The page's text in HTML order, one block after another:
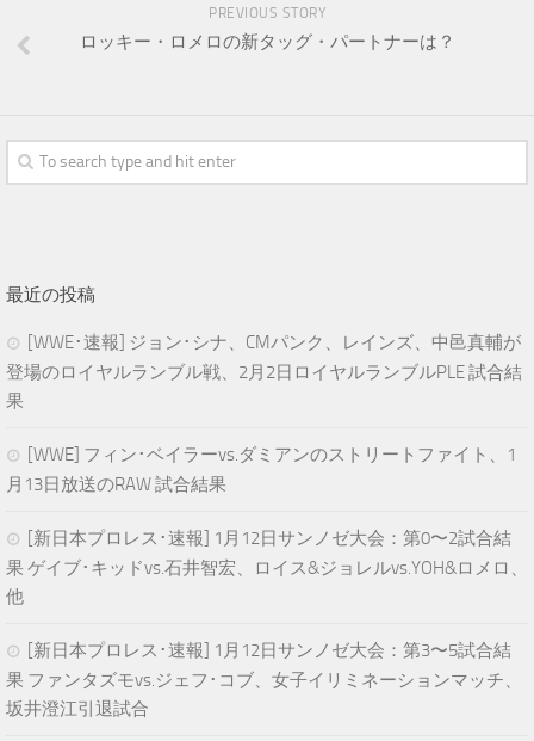
PREVIOUS STORY
ロッキー・ロメロの新タッグ・パートナーは？
最近の投稿
[WWE･速報] ジョン･シナ、CMパンク、レインズ、中邑真輔が
登場のロイヤルランブル戦、2月2日ロイヤルランブルPLE 試合結
果
[WWE] フィン･ベイラーvs.ダミアンのストリートファイト、1
月13日放送のRAW 試合結果
[新日本プロレス･速報] 1月12日サンノゼ大会：第0〜2試合結
果 ゲイブ･キッドvs.石井智宏、ロイス&ジョレルvs.YOH&ロメロ、
他
[新日本プロレス･速報] 1月12日サンノゼ大会：第3〜5試合結
果 ファンタズモvs.ジェフ･コブ、女子イリミネーションマッチ、
坂井澄江引退試合